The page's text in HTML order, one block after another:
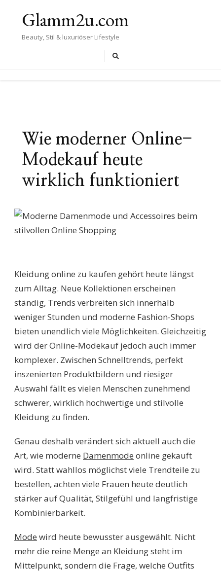
Glamm2u.com
Beauty, Stil & luxuriöser Lifestyle
Wie moderner Online-
Modekauf heute
wirklich funktioniert
Kleidung online zu kaufen gehört heute längst
zum Alltag. Neue Kollektionen erscheinen
ständig, Trends verbreiten sich innerhalb
weniger Stunden und moderne Fashion-Shops
bieten unendlich viele Möglichkeiten. Gleichzeitig
wird der Online-Modekauf jedoch auch immer
komplexer. Zwischen Schnelltrends, perfekt
inszenierten Produktbildern und riesiger
Auswahl fällt es vielen Menschen zunehmend
schwerer, wirklich hochwertige und stilvolle
Kleidung zu finden.
Genau deshalb verändert sich aktuell auch die
Art, wie moderne Damenmode online gekauft
wird. Statt wahllos möglichst viele Trendteile zu
bestellen, achten viele Frauen heute deutlich
stärker auf Qualität, Stilgefühl und langfristige
Kombinierbarkeit.
Mode wird heute bewusster ausgewählt. Nicht
mehr die reine Menge an Kleidung steht im
Mittelpunkt, sondern die Frage, welche Outfits